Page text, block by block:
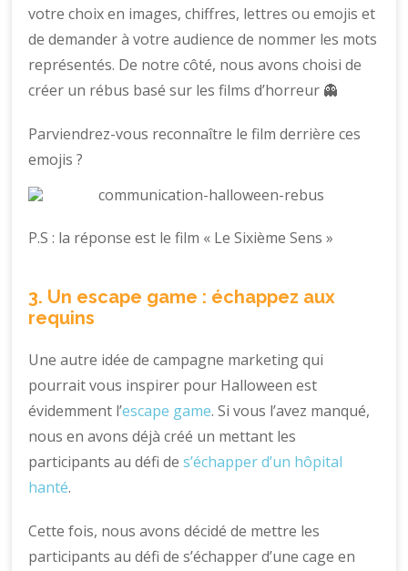
votre choix en images, chiffres, lettres ou emojis et
de demander à votre audience de nommer les mots
représentés. De notre côté, nous avons choisi de
créer un rébus basé sur les films d’horreur 👻
Parviendrez-vous reconnaître le film derrière ces
emojis ?
P.S : la réponse est le film « Le Sixième Sens »
3. Un escape game : échappez aux
requins
Une autre idée de campagne marketing qui
pourrait vous inspirer pour Halloween est
évidemment l’escape game. Si vous l’avez manqué,
nous en avons déjà créé un mettant les
participants au défi des’échapper d’un hôpital
hanté.
Cette fois, nous avons décidé de mettre les
participants au défi de s’échapper d’une cage en